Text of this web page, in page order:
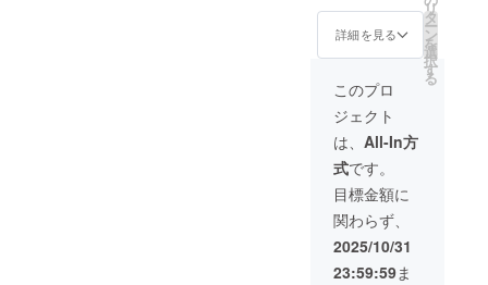
2401X1
台、専
用洗剤
D-
040X1
本
￥340,0
00 販
売予定
価：
￥425,0
00
詳細を見る
リ
タ
ー
ン
を
選
択
す
る
このプロ
ジェクト
は、 All-In方
式です。
目標金額に
関わらず、
2025/10/31
23:59:59ま